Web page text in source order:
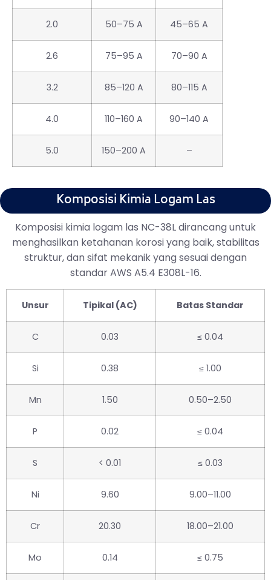
2.0 50–75 A 45–65 A
2.6 75–95 A 70–90 A
3.2 85–120 A 80–115 A
4.0 110–160 A 90–140 A
5.0 150–200 A –
Komposisi Kimia Logam Las
Komposisi kimia logam las NC-38L dirancang untuk
menghasilkan ketahanan korosi yang baik, stabilitas
struktur, dan sifat mekanik yang sesuai dengan
standar AWS A5.4 E308L-16.
Unsur Tipikal (AC) Batas Standar
C 0.03 ≤ 0.04
Si 0.38 ≤ 1.00
Mn 1.50 0.50–2.50
P 0.02 ≤ 0.04
S < 0.01 ≤ 0.03
Ni 9.60 9.00–11.00
Cr 20.30 18.00–21.00
Mo 0.14 ≤ 0.75